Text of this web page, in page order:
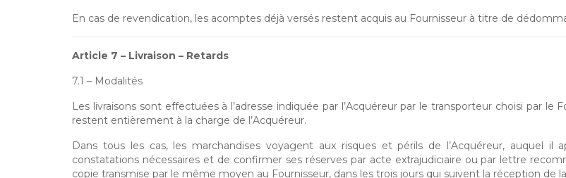
En cas de revendication, les acomptes déjà versés restent acquis au Fournisseur à titre de
Article 7 – Livraison – Retards
7.1 – Modalités
Les livraisons sont effectuées à l’adresse indiquée par l’Acquéreur par le transporteur choisi par le
restent entièrement à la charge de l’Acquéreur.
Dans tous les cas, les marchandises voyagent aux risques et périls de l’Acquéreur, auquel
constatations nécessaires et de confirmer ses réserves par acte extrajudiciaire ou par lettre
copie transmise par le même moyen au Fournisseur, dans les trois jours qui suivent la réception de